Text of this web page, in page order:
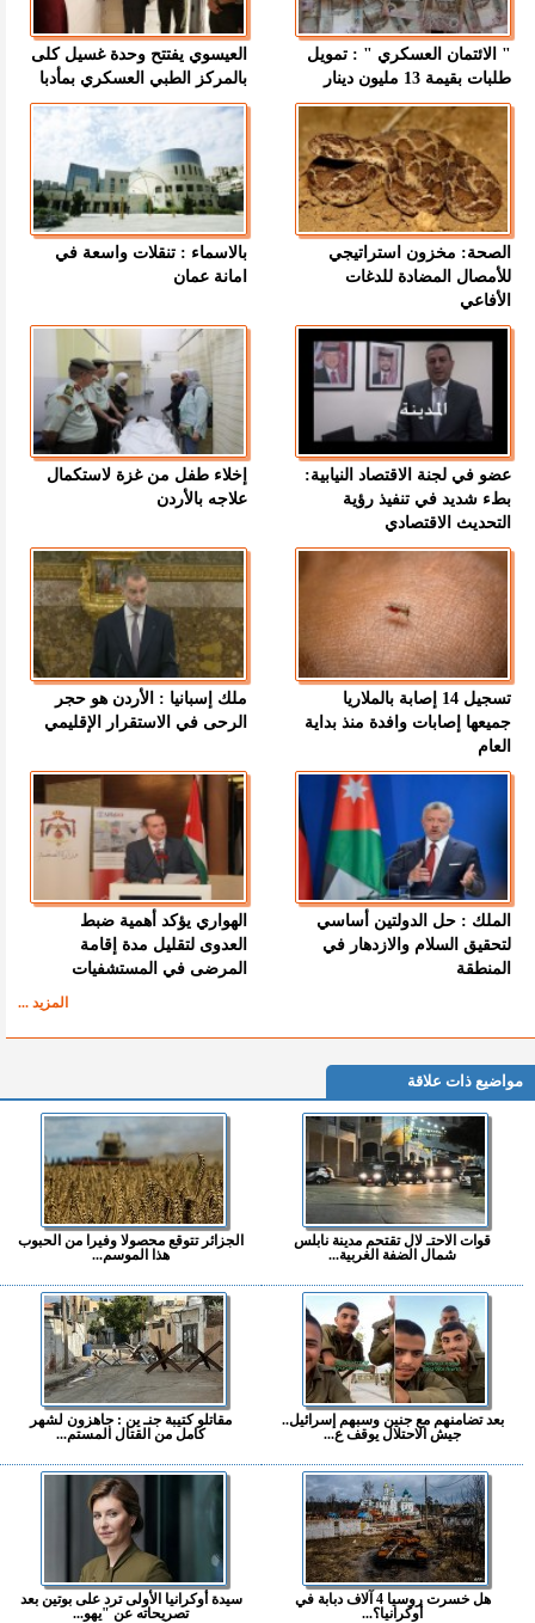
" الائتمان العسكري " : تمويل
طلبات بقيمة 13 مليون دينار
العيسوي يفتتح وحدة غسيل كلى
بالمركز الطبي العسكري بمأدبا
الصحة: مخزون استراتيجي
للأمصال المضادة للدغات
الأفاعي
بالاسماء : تنقلات واسعة في
امانة عمان
عضو في لجنة الاقتصاد النيابية:
بطء شديد في تنفيذ رؤية
التحديث الاقتصادي
إخلاء طفل من غزة لاستكمال
علاجه بالأردن
تسجيل 14 إصابة بالملاريا
جميعها إصابات وافدة منذ بداية
العام
ملك إسبانيا : الأردن هو حجر
الرحى في الاستقرار الإقليمي
الملك : حل الدولتين أساسي
لتحقيق السلام والازدهار في
المنطقة
الهواري يؤكد أهمية ضبط
العدوى لتقليل مدة إقامة
المرضى في المستشفيات
المزيد ...
مواضيع ذات علاقة
قوات الاحتـ لال تقتحم مدينة نابلس
شمال الضفة الغربية...
الجزائر تتوقع محصولا وفيرا من الحبوب
هذا الموسم...
بعد تضامنهم مع جنين وسبهم إسرائيل..
جيش الاحتلال يوقف ع...
مقاتلو كتيبة جنـ ين : جاهزون لشهر
كامل من القتال المستم...
هل خسرت روسيا 4 آلاف دبابة في
أوكرانيا؟...
سيدة أوكرانيا الأولى ترد على بوتين بعد
تصريحاته عن "يهو...